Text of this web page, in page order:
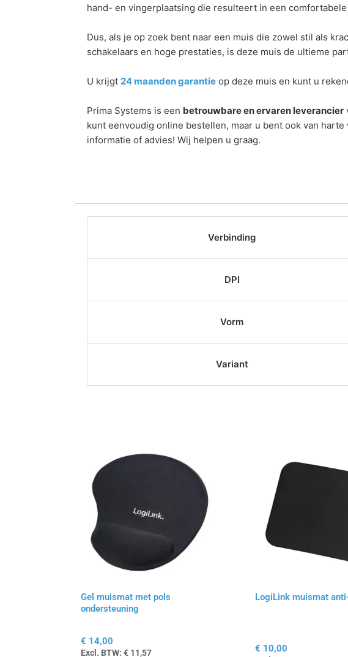
hand- en vingerplaatsing die resulteert in een
Dus, als je op zoek bent naar een muis die zowel stil als
schakelaars en hoge prestaties, is deze muis de ultieme
U krijgt 24 maanden garantie op deze muis en kunt u
Prima Systems is een betrouwbare en ervaren leverancier
kunt eenvoudig online bestellen, maar u bent ook van harte
informatie of advies! Wij helpen u graag.
Verbinding
DPI
Vorm
Variant
Gel muismat met pols
ondersteuning
€ 14,00
Excl. BTW: € 11,57
LogiLink muismat
€ 10,00